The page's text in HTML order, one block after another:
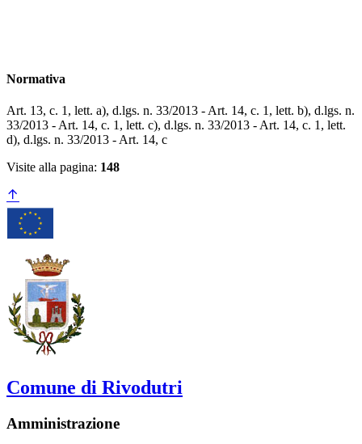
Normativa
Art. 13, c. 1, lett. a), d.lgs. n. 33/2013 - Art. 14, c. 1, lett. b), d.lgs. n.
33/2013 - Art. 14, c. 1, lett. c), d.lgs. n. 33/2013 - Art. 14, c. 1, lett.
d), d.lgs. n. 33/2013 - Art. 14, c
Visite alla pagina: 148
Comune di Rivodutri
Amministrazione